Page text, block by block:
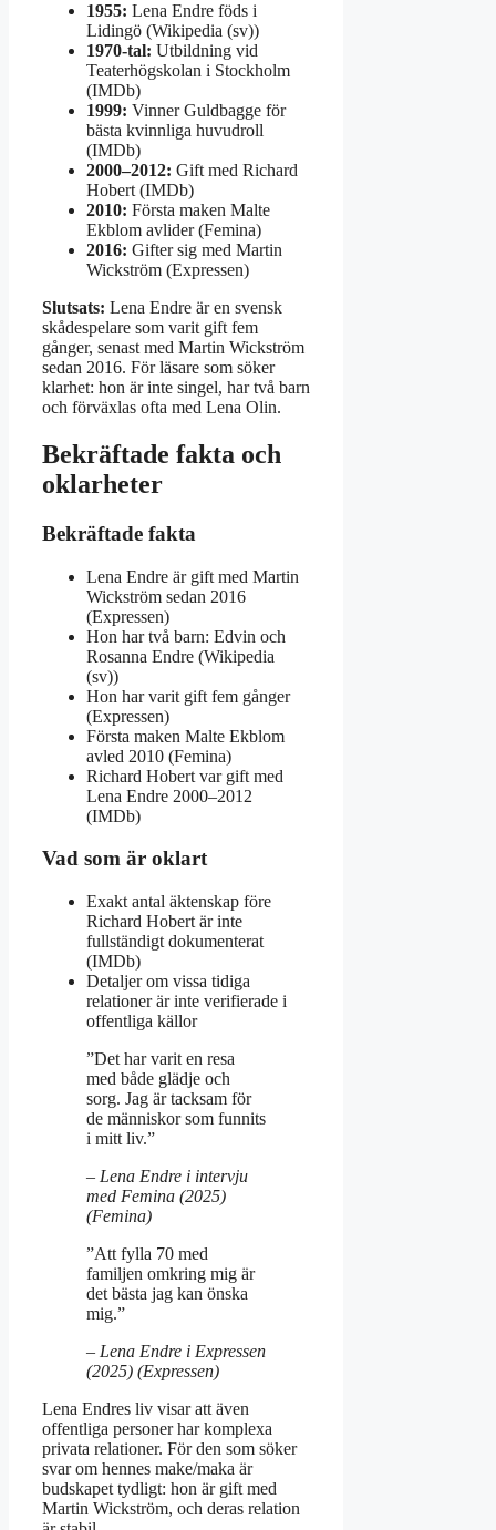
1955: Lena Endre föds i
Lidingö (Wikipedia (sv))
1970-tal: Utbildning vid
Teaterhögskolan i Stockholm
(IMDb)
1999: Vinner Guldbagge för
bästa kvinnliga huvudroll
(IMDb)
2000–2012: Gift med Richard
Hobert (IMDb)
2010: Första maken Malte
Ekblom avlider (Femina)
2016: Gifter sig med Martin
Wickström (Expressen)
Slutsats: Lena Endre är en svensk
skådespelare som varit gift fem
gånger, senast med Martin Wickström
sedan 2016. För läsare som söker
klarhet: hon är inte singel, har två barn
och förväxlas ofta med Lena Olin.
Bekräftade fakta och
oklarheter
Bekräftade fakta
Lena Endre är gift med Martin
Wickström sedan 2016
(Expressen)
Hon har två barn: Edvin och
Rosanna Endre (Wikipedia
(sv))
Hon har varit gift fem gånger
(Expressen)
Första maken Malte Ekblom
avled 2010 (Femina)
Richard Hobert var gift med
Lena Endre 2000–2012
(IMDb)
Vad som är oklart
Exakt antal äktenskap före
Richard Hobert är inte
fullständigt dokumenterat
(IMDb)
Detaljer om vissa tidiga
relationer är inte verifierade i
offentliga källor
”Det har varit en resa
med både glädje och
sorg. Jag är tacksam för
de människor som funnits
i mitt liv.”
– Lena Endre i intervju
med Femina (2025)
(Femina)
”Att fylla 70 med
familjen omkring mig är
det bästa jag kan önska
mig.”
– Lena Endre i Expressen
(2025) (Expressen)
Lena Endres liv visar att även
offentliga personer har komplexa
privata relationer. För den som söker
svar om hennes make/maka är
budskapet tydligt: hon är gift med
Martin Wickström, och deras relation